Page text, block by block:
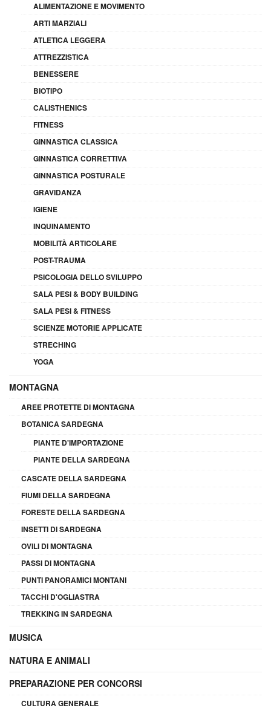
ALIMENTAZIONE E MOVIMENTO
ARTI MARZIALI
ATLETICA LEGGERA
ATTREZZISTICA
BENESSERE
BIOTIPO
CALISTHENICS
FITNESS
GINNASTICA CLASSICA
GINNASTICA CORRETTIVA
GINNASTICA POSTURALE
GRAVIDANZA
IGIENE
INQUINAMENTO
MOBILITÀ ARTICOLARE
POST-TRAUMA
PSICOLOGIA DELLO SVILUPPO
SALA PESI & BODY BUILDING
SALA PESI & FITNESS
SCIENZE MOTORIE APPLICATE
STRECHING
YOGA
MONTAGNA
AREE PROTETTE DI MONTAGNA
BOTANICA SARDEGNA
PIANTE D'IMPORTAZIONE
PIANTE DELLA SARDEGNA
CASCATE DELLA SARDEGNA
FIUMI DELLA SARDEGNA
FORESTE DELLA SARDEGNA
INSETTI DI SARDEGNA
OVILI DI MONTAGNA
PASSI DI MONTAGNA
PUNTI PANORAMICI MONTANI
TACCHI D'OGLIASTRA
TREKKING IN SARDEGNA
MUSICA
NATURA E ANIMALI
PREPARAZIONE PER CONCORSI
CULTURA GENERALE